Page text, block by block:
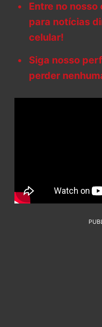
Entre no
para notícias
celular!
Siga nosso
perder